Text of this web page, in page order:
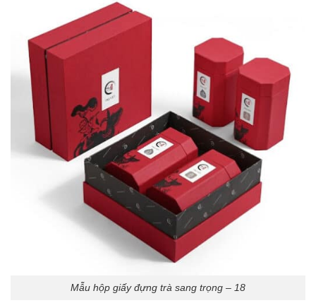
Mẫu hộp giấy đựng trà sang trọng – 18